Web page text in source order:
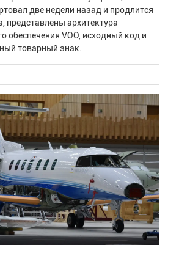
две недели назад и продлится
представлены архитектура
обеспечения VOO, исходный код и
товарный знак.